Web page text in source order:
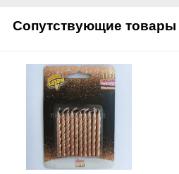
Сопутствующие товары